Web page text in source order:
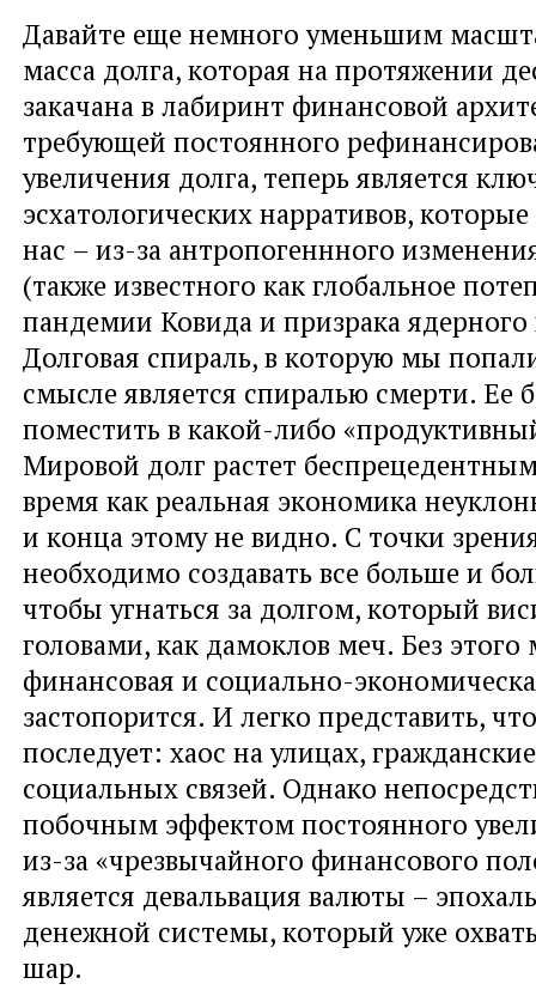
Давайте еще немного уменьшим
масса долга, которая на протяжении
закачана в лабиринт финансовой
требующей постоянного
увеличения долга, теперь является
эсхатологических нарративов, которые
нас – из-за антропогеннного
(также известного как глобальное
пандемии Ковида и призрака ядерного
Долговая спираль, в которую мы
смысле является спиралью смерти. Ее
поместить в какой-либо
Мировой долг растет
время как реальная экономика
и конца этому не видно. С точки
необходимо создавать все больше и
чтобы угнаться за долгом, который
головами, как дамоклов меч. Без этого
финансовая и социально-
застопорится. И легко представить,
последует: хаос на улицах,
социальных связей. Однако
побочным эффектом постоянного
из-за «чрезвычайного финансового
является девальвация валюты –
денежной системы, который уже
шар.